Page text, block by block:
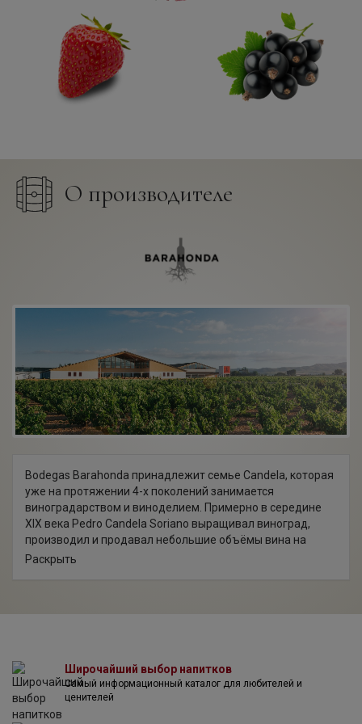
О производителе
Bodegas Barahonda принадлежит семье Candela, которая
уже на протяжении 4-х поколений занимается
виноградарством и виноделием. Примерно в середине
XIX века Pedro Candela Soriano выращивал виноград,
производил и продавал небольшие объёмы вина на
местном рынке. В 1925г Antonio Candela Garcia стал
владеет 150 га виноградников в DO Yecla, и еще 600 га
находятся под постоянным контролем технического
департамента компании, с целью получения самых
лучших ягод для производства своих вин. Хозяйство
Раскрыть
Широчайший выбор напитков
Самый информационный каталог для любителей и
ценителей